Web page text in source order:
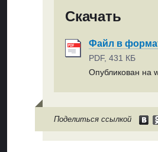
Скачать
Файл в
PDF, 431 КБ
Опубликован на
Поделиться ссылкой